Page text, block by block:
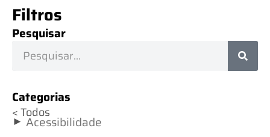
Filtros
Pesquisar
Categorias
< Todos
► Acessibilidade